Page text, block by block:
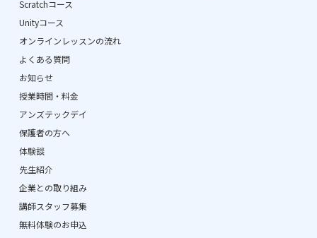
Scratchコース
Unityコース
オンラインレッスンの流れ
よくある質問
お知らせ
授業時間・料金
アンズテックデイ
保護者の方へ
体験談
先生紹介
企業との取り組み
講師スタッフ募集
無料体験のお申込